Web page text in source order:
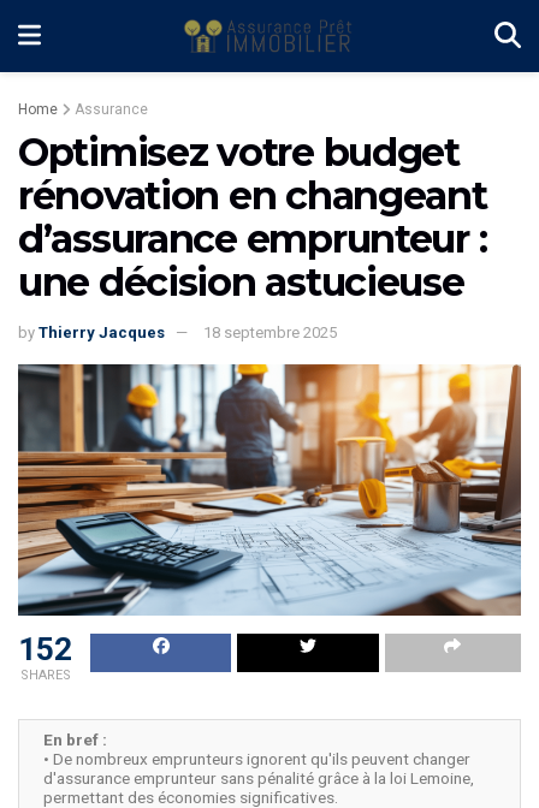
Home Assurance
Optimisez votre budget
rénovation en changeant
d’assurance emprunteur :
une décision astucieuse
by Thierry Jacques 18 septembre 2025
152
SHARES
En bref :
• De nombreux emprunteurs ignorent qu'ils peuvent changer
d'assurance emprunteur sans pénalité grâce à la loi Lemoine,
permettant des économies significatives.